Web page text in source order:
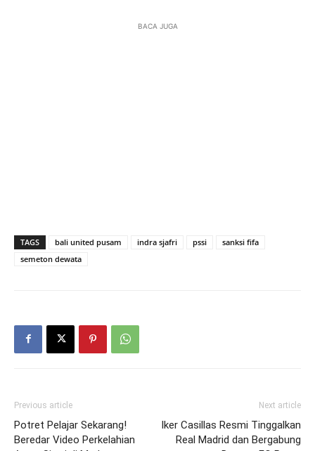
BACA JUGA
TAGS bali united pusam indra sjafri pssi
sanksi fifa
semeton dewata
Previous article
Potret Pelajar Sekarang!
Beredar Video Perkelahian
Next article
Iker Casillas Resmi Tinggalkan
Real Madrid dan Bergabung